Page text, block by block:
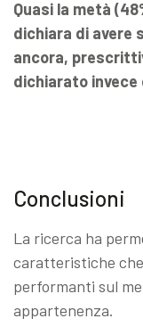
Quasi la metà
dichiara di avere
ancora,
dichiarato
Conclusioni
La ricerca ha
caratteristiche
performanti sul
appartenenza.